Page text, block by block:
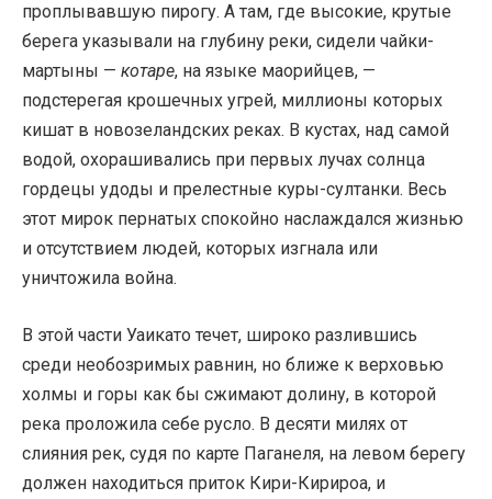
проплывавшую пирогу. А там, где высокие, крутые
берега указывали на глубину реки, сидели чайки-
мартыны — котаре, на языке маорийцев, —
подстерегая крошечных угрей, миллионы которых
кишат в новозеландских реках. В кустах, над самой
водой, охорашивались при первых лучах солнца
гордецы удоды и прелестные куры-султанки. Весь
этот мирок пернатых спокойно наслаждался жизнью
и отсутствием людей, которых изгнала или
уничтожила война.
В этой части Уаикато течет, широко разлившись
среди необозримых равнин, но ближе к верховью
холмы и горы как бы сжимают долину, в которой
река проложила себе русло. В десяти милях от
слияния рек, судя по карте Паганеля, на левом берегу
должен находиться приток Кири-Кирироа, и